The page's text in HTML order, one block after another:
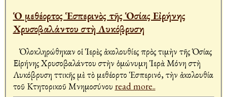
Ὁ μεθέορτος Ἑσπερινὸς τῆς Ὁσίας Εἰρήνης
Χρυσοβαλάντου στὴ Λυκόβρυση
Ὁλοκληρώθηκαν οἱ Ἱερὲς ἀκολουθίες πρὸς τιμὴν τῆς Ὁσίας
Εἰρήνης Χρυσοβαλάντου στὴν ὁμώνυμη Ἱερὰ Μόνη στὴ
Λυκόβρυση Ἀττικῆς μὲ τὸ μεθέορτο Ἑσπερινό, τὴν ἀκολουθία
τοῦ Κτητορικοῦ Μνημοσύνου read more..